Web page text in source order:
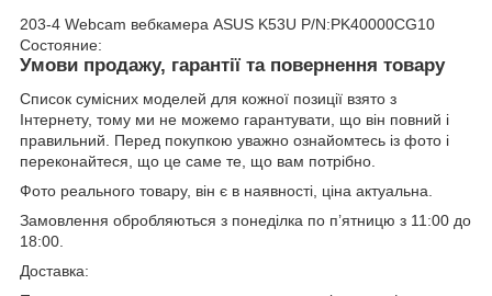
203-4 Webcam вебкамера ASUS K53U P/N:PK40000CG10
Состояние:
Умови продажу, гарантії та повернення товару
Список сумісних моделей для кожної позиції взято з
Інтернету, тому ми не можемо гарантувати, що він повний і
правильний. Перед покупкою уважно ознайомтесь із фото і
переконайтеся, що це саме те, що вам потрібно.
Фото реального товару, він є в наявності, ціна актуальна.
Замовлення обробляються з понеділка по п’ятницю з 11:00 до
18:00.
Доставка: